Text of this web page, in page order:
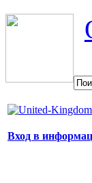
Вход в